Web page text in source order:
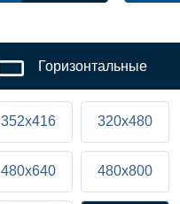
Горизонтальные
352x416 320x480
480x640 480x800